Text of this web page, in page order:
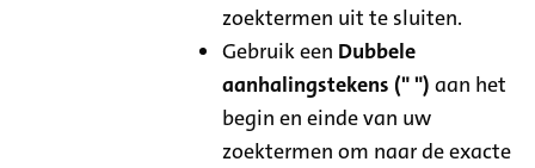
zoektermen uit te sluiten.
Gebruik een Dubbele
aanhalingstekens (" ") aan het
begin en einde van uw
zoektermen om naar de exacte